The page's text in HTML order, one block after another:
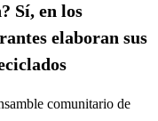
Sí, en los
elaboran sus
comunitario de